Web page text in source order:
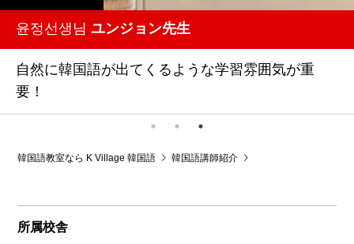
윤정선생님 ユンジョン先生
自然に韓国語が出てくるような学習雰囲気が重
要！
韓国語教室なら K Village 韓国語 韓国語講師紹介
所属校舎